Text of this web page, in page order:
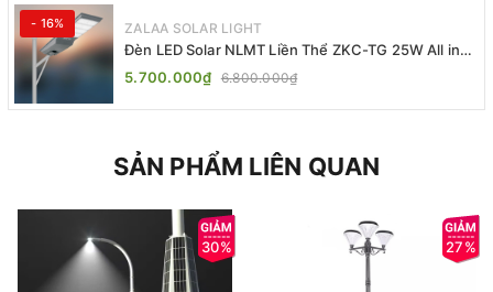
- 16% ZALAA SOLAR LIGHT
Đèn LED Solar NLMT Liền Thể ZKC-TG 25W All in
One | ZALAA Street Light
5.700.000₫ 6.800.000₫
SẢN PHẨM LIÊN QUAN
30% 27%